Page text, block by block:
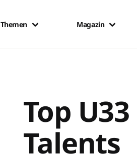
Themen Magazin
Top
Talents